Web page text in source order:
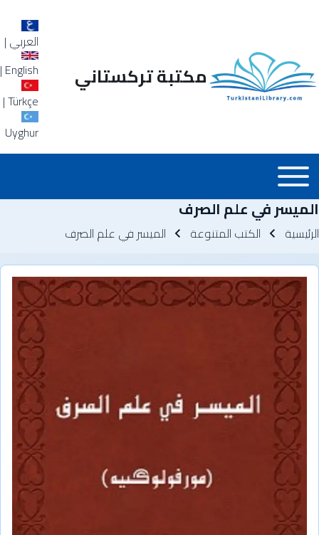
العربي |
English
|
Türkçe
|
Uyghur
مكتبة تركستاني
Main_Menu_ar
Toggle main menu
الميسر في علم الصرف
مسار التنقل
الرئيسية الكتب المتنوعة الميسر في علم الصرف